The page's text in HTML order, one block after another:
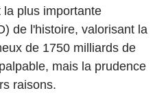
plus importante
de l'histoire, valorisant la
de 1750 milliards de
mais la prudence
raisons.